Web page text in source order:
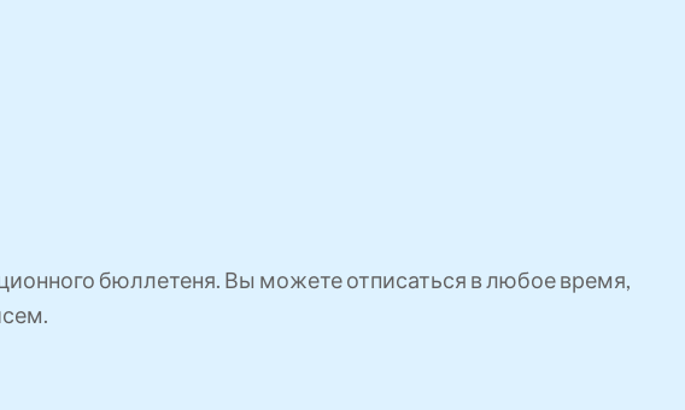
бюллетеня. Вы можете отписаться в любое время,